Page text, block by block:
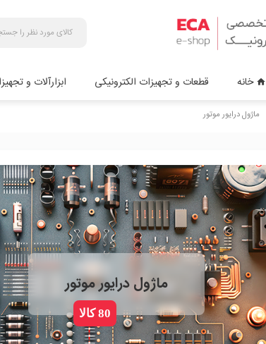
home خانه قطعات و تجهیزات الکترونیکی ابزارآلات و
ماژول درایور موتور
ماژول درایور موتور
80 کالا